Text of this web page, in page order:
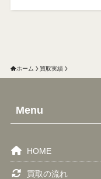
ホーム 買取実績
Menu
HOME
買取の流れ